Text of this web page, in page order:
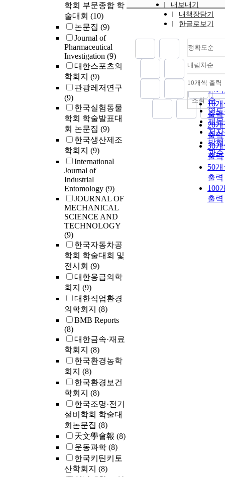
학회 부문종합 학
술대회 (10)
논문집 (9)
Journal of
Pharmaceutical
Investigation (9)
대한스포츠의
학회지 (9)
관광레저연구
(9)
한국실험동물
학회 학술발표대
회 논문집 (9)
한국생산제조
학회지 (9)
International
Journal of
Industrial
Entomology (9)
JOURNAL OF
MECHANICAL
SCIENCE AND
TECHNOLOGY
(9)
한국자동차공
학회 학술대회 및
전시회 (9)
대한응급의학
회지 (9)
대한직업환경
의학회지 (8)
BMB Reports
(8)
대한금속·재료
학회지 (8)
한국환경농학
회지 (8)
한국환경보건
학회지 (8)
한국조명·전기
설비학회 학술대
회논문집 (8)
天文學會報 (8)
운동과학 (8)
한국키틴키토
산학회지 (8)
내보내기
내책장담기
한글로보기
정확도순
정
순
인
순
연
제
저
발
관순
내림차순
내
10개씩 출력
10
출력
20
출력
30
출력
50
출력
100
출력
조회